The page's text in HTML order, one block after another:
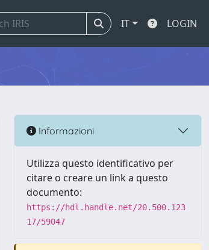
IT LOGIN
Informazioni
Utilizza questo identificativo per
citare o creare un link a questo
documento:
https://hdl.handle.net/20.500.123
17/59047